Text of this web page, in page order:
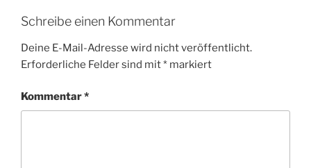
Schreibe einen Kommentar
Deine E-Mail-Adresse wird nicht veröffentlicht.
Erforderliche Felder sind mit* markiert
Kommentar*